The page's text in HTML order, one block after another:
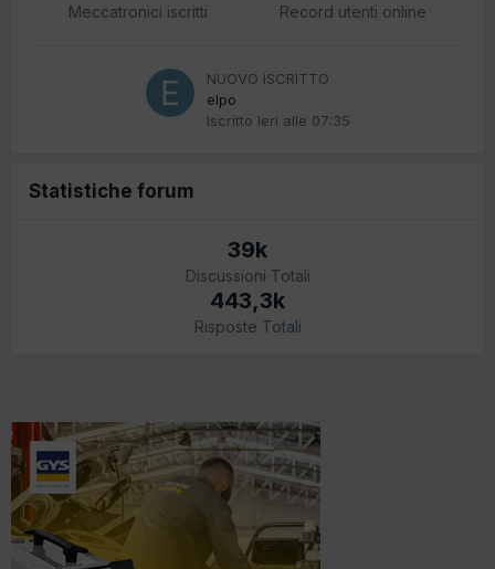
Meccatronici iscritti Record utenti online
NUOVO ISCRITTO
elpo
Iscritto Ieri alle 07:35
Statistiche forum
39k
Discussioni Totali
443,3k
Risposte Totali